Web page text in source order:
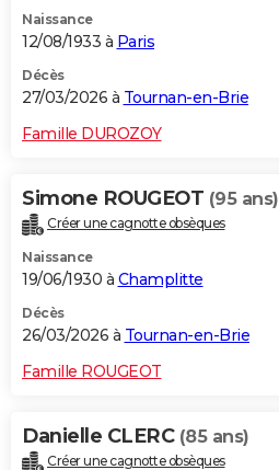
Naissance
12/08/1933 à Paris
Décès
27/03/2026 à Tournan-en-Brie
Famille DUROZOY
Simone ROUGEOT (95 ans)
Créer une cagnotte obsèques
Naissance
19/06/1930 à Champlitte
Décès
26/03/2026 à Tournan-en-Brie
Famille ROUGEOT
Danielle CLERC (85 ans)
Créer une cagnotte obsèques